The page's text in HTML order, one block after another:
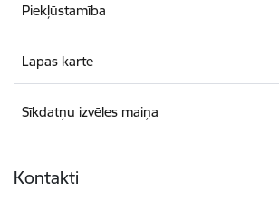
Piekļūstamība
Lapas karte
Sīkdatņu izvēles maiņa
Kontakti